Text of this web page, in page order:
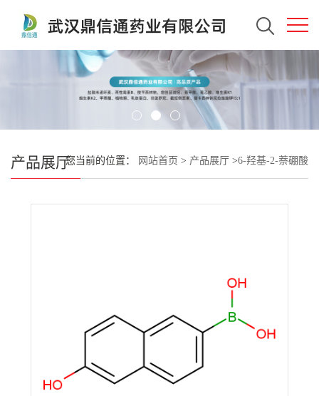
产品展厅您当前的位置： 网站首页 > 产品展厅 >6-羟基-2-萘硼酸